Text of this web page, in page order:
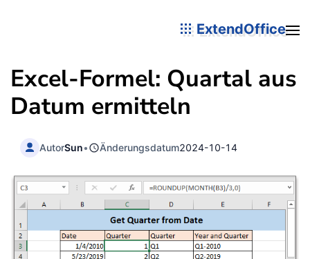
ExtendOffice
Excel-Formel: Quartal aus
Datum ermitteln
AutorSun• Änderungsdatum2024-10-14